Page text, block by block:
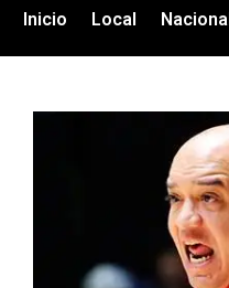
Inicio Local Nacional